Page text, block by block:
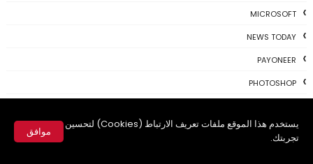
يستخدم هذا الموقع ملفات تعريف الارتباط (Cookies) لتحسين
تجربتك.
موافق
MICROSOFT
NEWS TODAY
PAYONEER
PHOTOSHOP
PROGRAMS